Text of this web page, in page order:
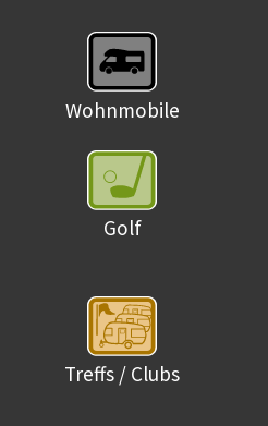
Wohnmobile
Golf
Treffs / Clubs